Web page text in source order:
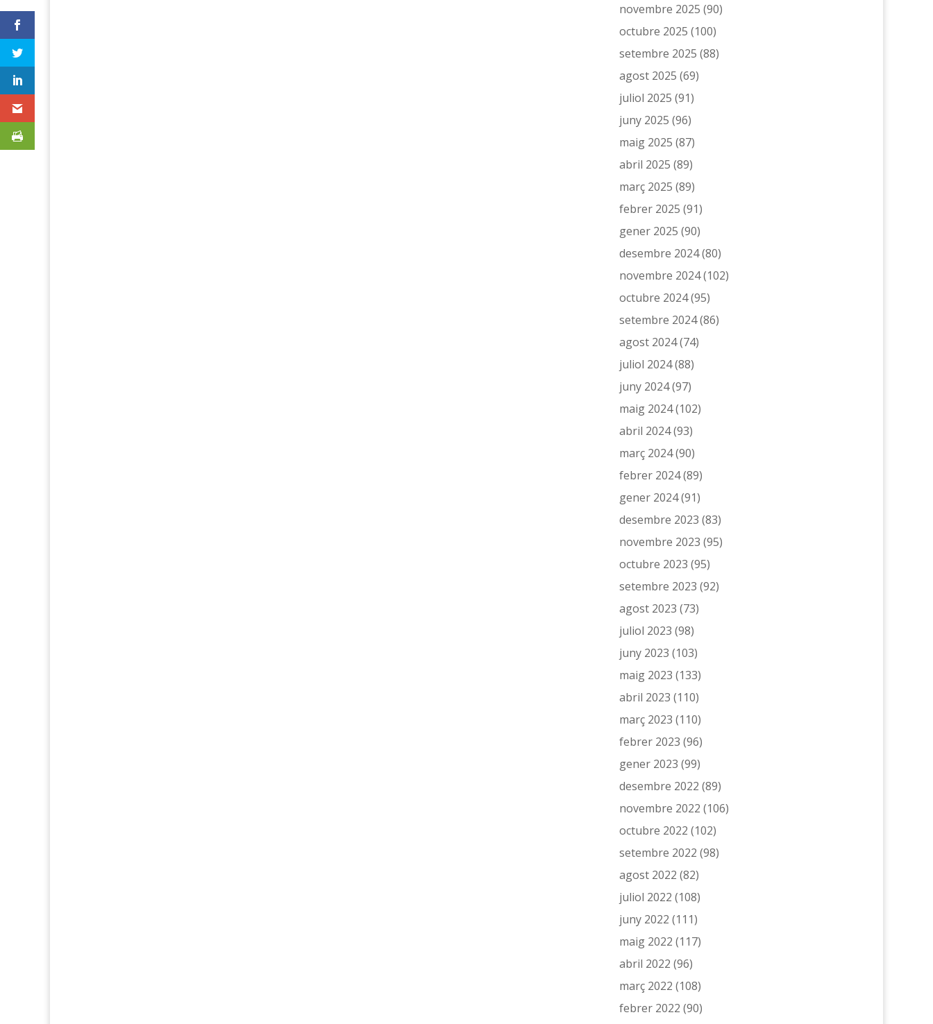
novembre 2025 (90)
octubre 2025 (100)
setembre 2025 (88)
agost 2025 (69)
juliol 2025 (91)
juny 2025 (96)
maig 2025 (87)
abril 2025 (89)
març 2025 (89)
febrer 2025 (91)
gener 2025 (90)
desembre 2024(80)
novembre 2024(102)
octubre 2024(95)
setembre 2024(86)
agost 2024(74)
juliol 2024(88)
juny 2024(97)
maig 2024(102)
abril 2024(93)
març 2024(90)
febrer 2024(89)
gener 2024(91)
desembre 2023 (83)
novembre 2023 (95)
octubre 2023 (95)
setembre 2023 (92)
agost 2023 (73)
juliol 2023 (98)
juny 2023 (103)
maig 2023 (133)
abril 2023 (110)
març 2023 (110)
febrer 2023 (96)
gener 2023 (99)
desembre 2022 (89)
novembre 2022 (106)
octubre 2022 (102)
setembre 2022 (98)
agost 2022 (82)
juliol 2022 (108)
juny 2022 (111)
maig 2022 (117)
abril 2022 (96)
març 2022 (108)
febrer 2022 (90)